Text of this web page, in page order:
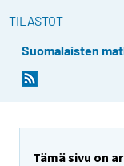
TILASTOT
Suomalaisten
Tämä sivu on